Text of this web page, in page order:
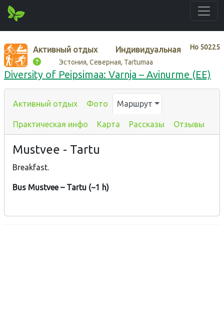
Нo 50225
Активный отдых Индивидуальная
Эстония, Северная, Tartumaa
Diversity of Peipsimaa: Varnja – Avinurme (EE)
Активный отдых Фото Маршрут
Практическая инфо Карта Рассказы Отзывы
Mustvee - Tartu
Breakfast.
Bus Mustvee – Tartu (~1 h)